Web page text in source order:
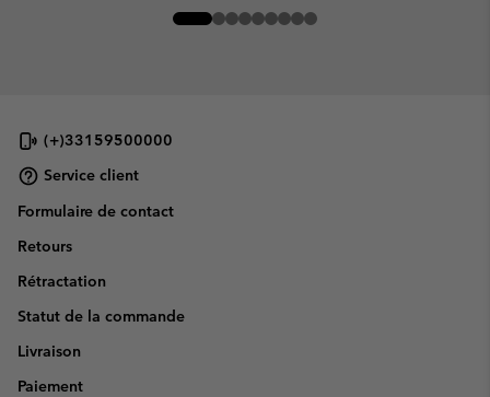
(+)33159500000
Service client
Formulaire de contact
Retours
Rétractation
Statut de la commande
Livraison
Paiement